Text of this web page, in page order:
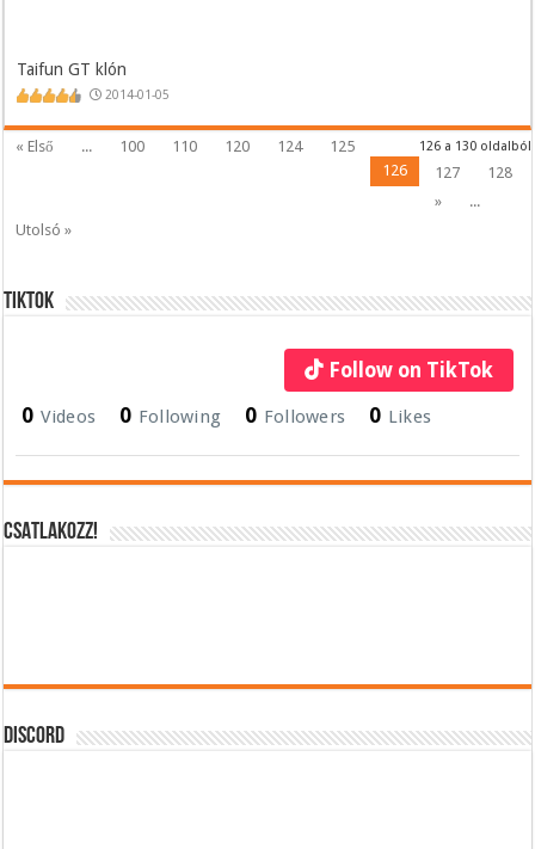
Taifun GT klón
2014-01-05
126 a 130 oldalból
« Első ... 100 110 120 124
125
126
127
128
»
...
Utolsó »
Tiktok
Follow on TikTok
0 Videos 0 Following 0 Followers 0 Likes
CSATLAKOZZ!
DISCORD